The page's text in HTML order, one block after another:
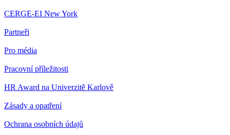
CERGE-EI New York
Partneři
Pro média
Pracovní příležitosti
HR Award na Univerzitě Karlově
Zásady a opatření
Ochrana osobních údajů